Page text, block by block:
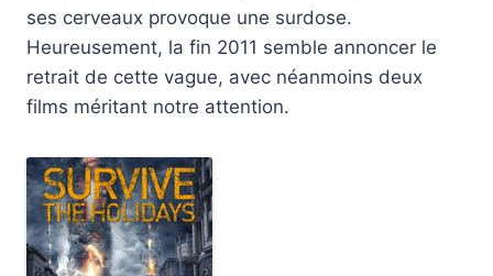
ses cerveaux provoque une surdose.
Heureusement, la fin 2011 semble annoncer le
retrait de cette vague, avec néanmoins deux
films méritant notre attention.